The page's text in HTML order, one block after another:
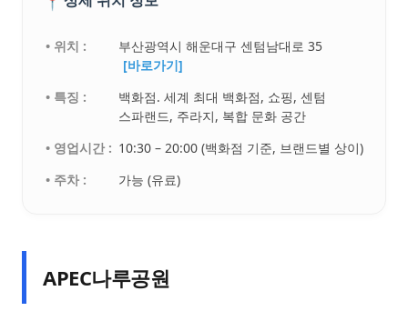
• 위치 :
부산광역시 해운대구 센텀남대로 35
[바로가기]
• 특징 :
백화점. 세계 최대 백화점, 쇼핑, 센텀
스파랜드, 주라지, 복합 문화 공간
• 영업시간 : 10:30 – 20:00 (백화점 기준, 브랜드별 상이)
• 주차 :
가능 (유료)
APEC나루공원